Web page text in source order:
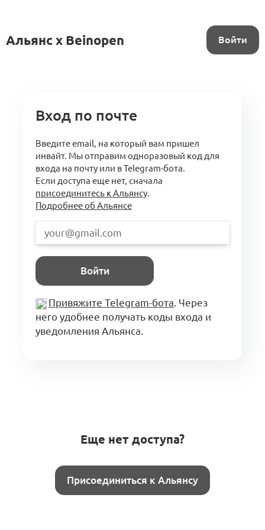
Альянс x Beinopen Войти
Вход по почте
Введите email, на который вам пришел
инвайт. Мы отправим одноразовый код для
входа на почту или в Telegram-бота.
Если доступа еще нет, сначала
присоединитесь к Альянсу.
Подробнее об Альянсе
Войти
Привяжите Telegram-бота. Через
него удобнее получать коды входа и
уведомления Альянса.
Еще нет доступа?
Присоединиться к Альянсу